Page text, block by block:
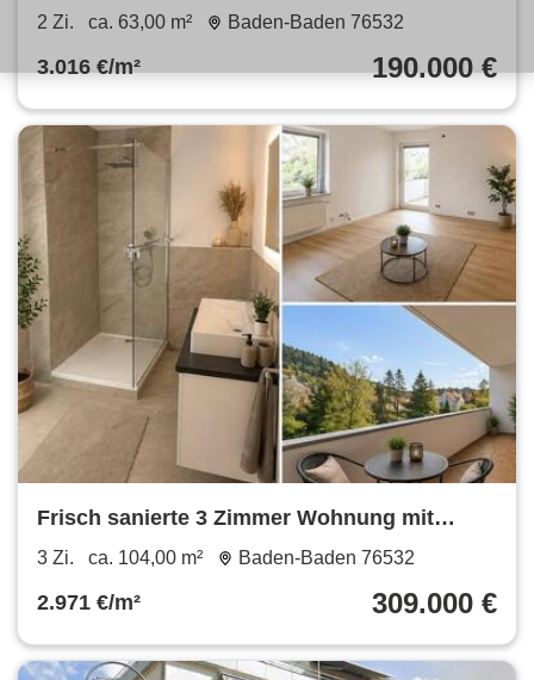
2 Zi. ca. 63,00 m² Baden-Baden 76532
3.016 €/m² 190.000 €
Frisch sanierte 3 Zimmer Wohnung mit
separatem Eingang und Garage
3 Zi. ca. 104,00 m² Baden-Baden 76532
2.971 €/m² 309.000 €